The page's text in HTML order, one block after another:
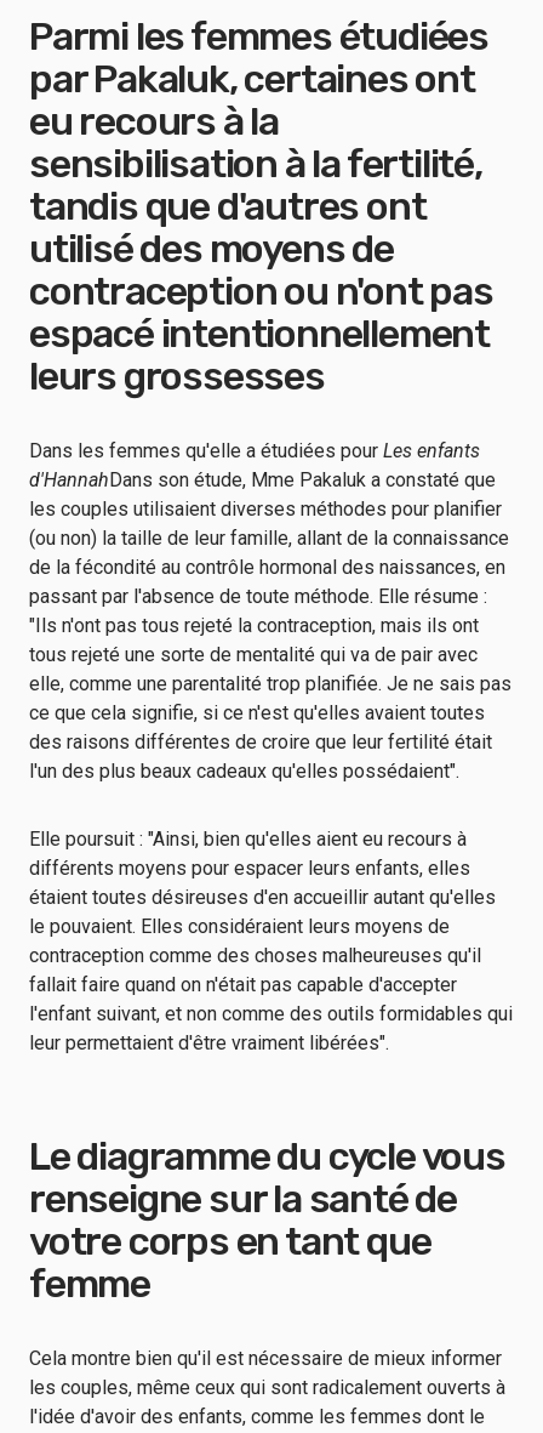
Parmi les femmes étudiées
par Pakaluk, certaines ont
eu recours à la
sensibilisation à la fertilité,
tandis que d'autres ont
utilisé des moyens de
contraception ou n'ont pas
espacé intentionnellement
leurs grossesses
Dans les femmes qu'elle a étudiées pour Les enfants
d'HannahDans son étude, Mme Pakaluk a constaté que
les couples utilisaient diverses méthodes pour planifier
(ou non) la taille de leur famille, allant de la connaissance
de la fécondité au contrôle hormonal des naissances, en
passant par l'absence de toute méthode. Elle résume :
"Ils n'ont pas tous rejeté la contraception, mais ils ont
tous rejeté une sorte de mentalité qui va de pair avec
elle, comme une parentalité trop planifiée. Je ne sais pas
ce que cela signifie, si ce n'est qu'elles avaient toutes
des raisons différentes de croire que leur fertilité était
l'un des plus beaux cadeaux qu'elles possédaient".
Elle poursuit : "Ainsi, bien qu'elles aient eu recours à
différents moyens pour espacer leurs enfants, elles
étaient toutes désireuses d'en accueillir autant qu'elles
le pouvaient. Elles considéraient leurs moyens de
contraception comme des choses malheureuses qu'il
fallait faire quand on n'était pas capable d'accepter
l'enfant suivant, et non comme des outils formidables qui
leur permettaient d'être vraiment libérées".
Le diagramme du cycle vous
renseigne sur la santé de
votre corps en tant que
femme
Cela montre bien qu'il est nécessaire de mieux informer
les couples, même ceux qui sont radicalement ouverts à
l'idée d'avoir des enfants, comme les femmes dont le